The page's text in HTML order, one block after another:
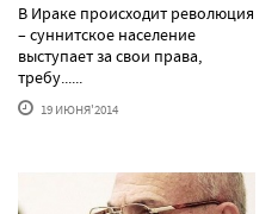
В Ираке происходит революция
– суннитское население
выступает за свои права,
требу......
19 ИЮНЯ'2014